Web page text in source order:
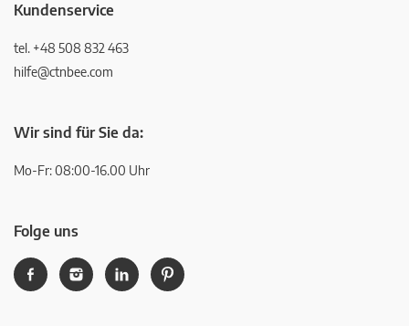
Kundenservice
tel. +48 508 832 463
hilfe@ctnbee.com
Wir sind für Sie da:
Mo-Fr: 08:00-16.00 Uhr
Folge uns